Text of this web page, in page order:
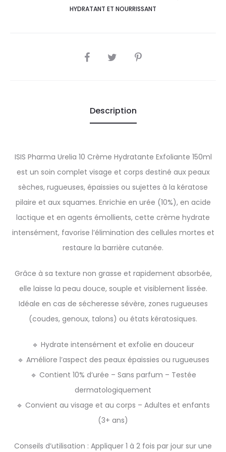
HYDRATANT ET NOURRISSANT
SHARE
Description
ISIS Pharma Urelia 10 Crème Hydratante Exfoliante 150ml
est un soin complet visage et corps destiné aux peaux
sèches, rugueuses, épaissies ou sujettes à la kératose
pilaire et aux squames. Enrichie en urée (10%), en acide
lactique et en agents émollients, cette crème hydrate
intensément, favorise l’élimination des cellules mortes et
restaure la barrière cutanée.
Grâce à sa texture non grasse et rapidement absorbée,
elle laisse la peau douce, souple et visiblement lissée.
Idéale en cas de sécheresse sévère, zones rugueuses
(coudes, genoux, talons) ou états kératosiques.
🔹 Hydrate intensément et exfolie en douceur
🔹 Améliore l’aspect des peaux épaissies ou rugueuses
🔹 Contient 10% d’urée – Sans parfum – Testée
dermatologiquement
🔹 Convient au visage et au corps – Adultes et enfants
(3+ ans)
Conseils d’utilisation : Appliquer 1 à 2 fois par jour sur une